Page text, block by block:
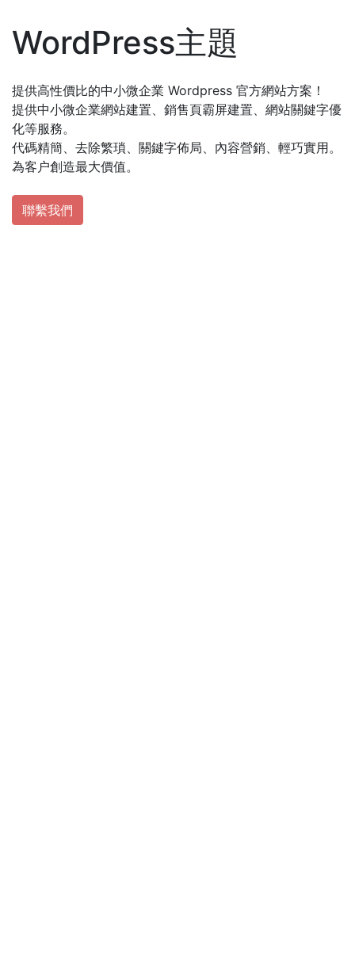
WordPress主題
提供高性價比的中小微企業 Wordpress 官方網站方案！
提供中小微企業網站建置、銷售頁霸屏建置、網站關鍵字優
化等服務。
代碼精簡、去除繁瑣、關鍵字佈局、內容營銷、輕巧實用。
為客户創造最大價值。
聯繫我們